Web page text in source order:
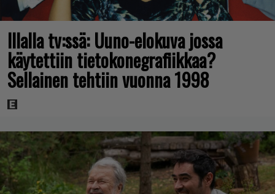
Illalla tv:ssä: Uuno-elokuva jossa
käytettiin tietokonegrafiikkaa?
Sellainen tehtiin vuonna 1998